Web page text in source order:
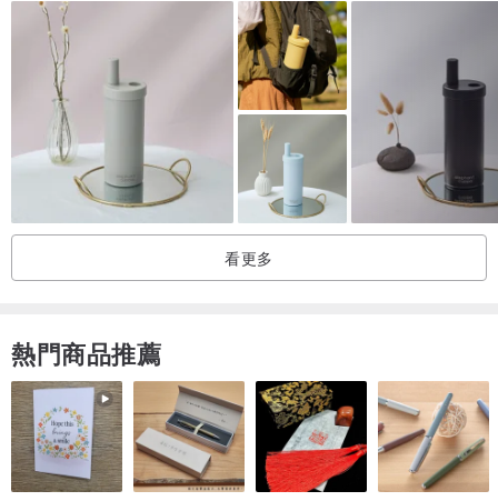
看更多
熱門商品推薦